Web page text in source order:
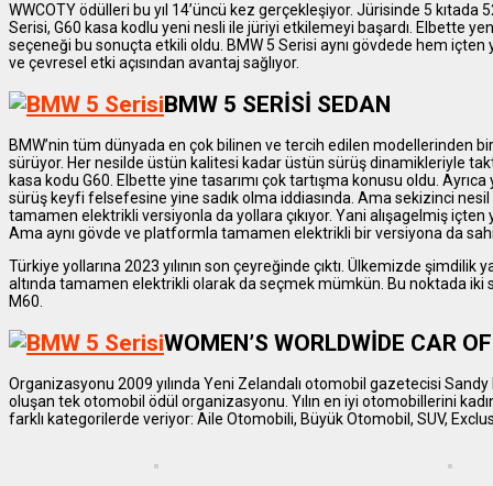
WWCOTY ödülleri bu yıl 14’üncü kez gerçekleşiyor. Jürisinde 5
Serisi, G60 kasa kodlu yeni nesli ile jüriyi etkilemeyi başardı. Elbette
seçeneği bu sonuçta etkili oldu. BMW 5 Serisi aynı gövdede hem
ve çevresel etki açısından avantaj sağlıyor.
BMW 5 SERİSİ SEDAN
BMW’nin tüm dünyada en çok bilinen ve tercih edilen modellerinden
sürüyor. Her nesilde üstün kalitesi kadar üstün sürüş dinamikleriyle
kasa kodu G60. Elbette yine tasarımı çok tartışma konusu oldu.
sürüş keyfi felsefesine yine sadık olma iddiasında. Ama sekizinci
tamamen elektrikli versiyonla da yollara çıkıyor. Yani alışagelmiş
Ama aynı gövde ve platformla tamamen elektrikli bir versiyona da
Türkiye yollarına 2023 yılının son çeyreğinde çıktı. Ülkemizde şimdilik
altında tamamen elektrikli olarak da seçmek mümkün. Bu noktada iki
M60.
WOMEN’S WORLDWİDE CAR
Organizasyonu 2009 yılında Yeni Zelandalı otomobil gazetecisi
oluşan tek otomobil ödül organizasyonu. Yılın en iyi otomobillerini
farklı kategorilerde veriyor: Aile Otomobili, Büyük Otomobil, SUV,